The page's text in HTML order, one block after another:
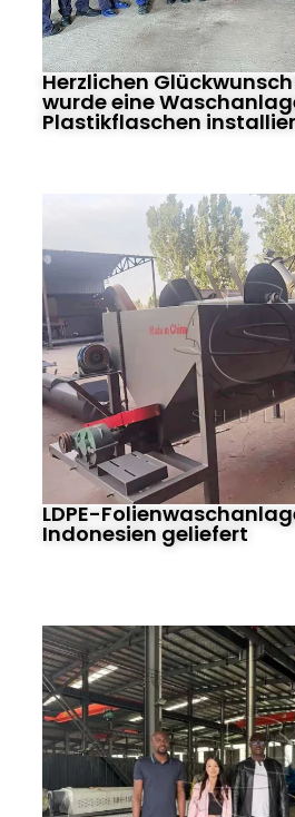
Herzlichen
wurde eine
Plastikflaschen
LDPE-
Indonesien geliefert